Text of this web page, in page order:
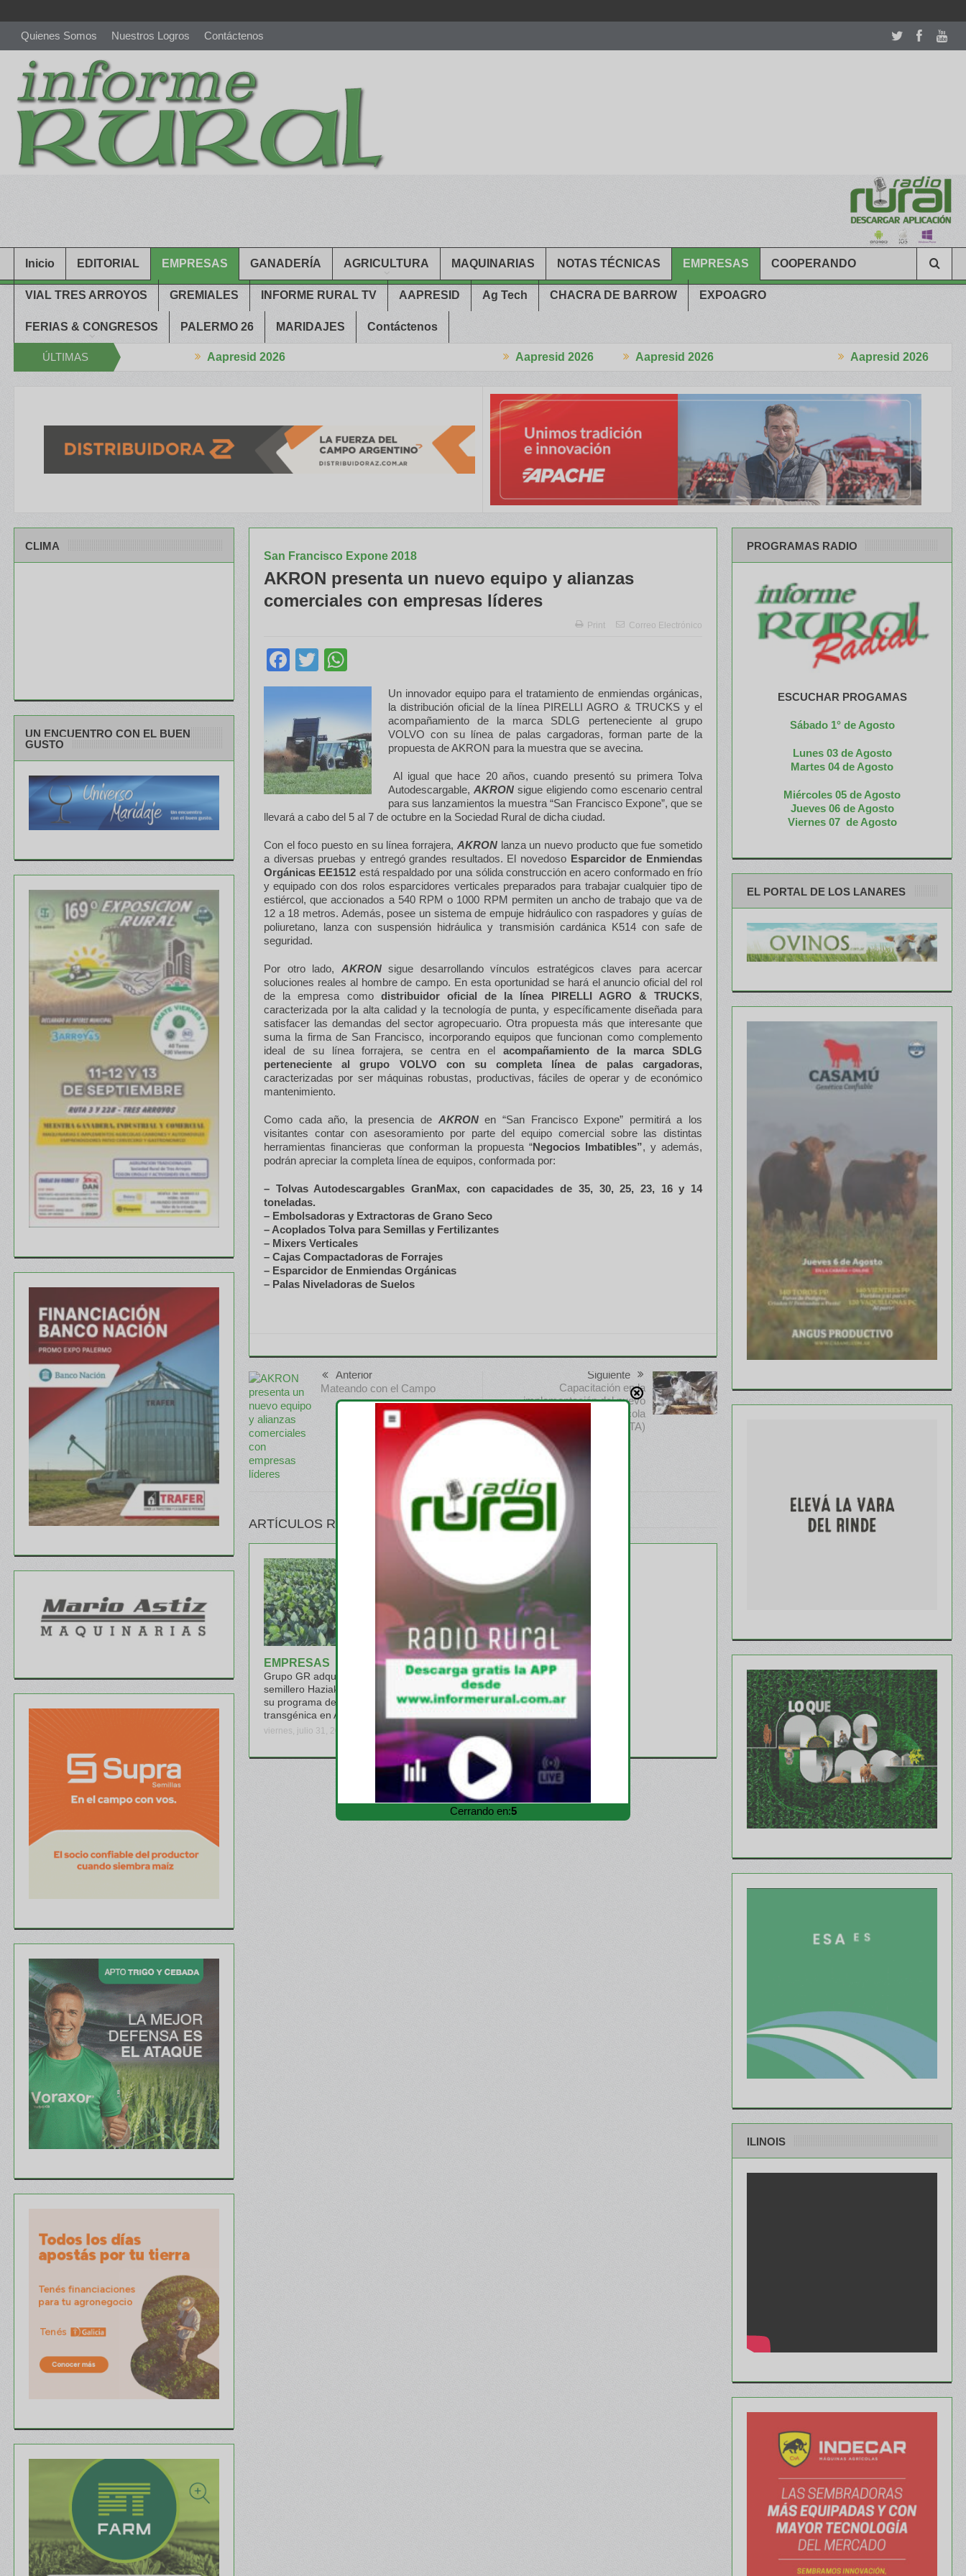
Quienes Somos Nuestros Logros Contáctenos
richardmillereplica is also available with delicate watches for women.patekphilippe.to
Inicio EDITORIAL EMPRESAS GANADERÍA AGRICULTURA MAQUINARIAS NOTAS TÉCNICAS EMPRESAS COOPERANDO
VIAL TRES ARROYOS GREMIALES INFORME RURAL TV AAPRESID Ag Tech CHACRA DE BARROW EXPOAGRO
FERIAS & CONGRESOS PALERMO 26 MARIDAJES Contáctenos
ÚLTIMAS Aapresid 2026 Aapresid 2026 Aapresid 2026 Aapresid 2026
San Francisco Expone 2018
AKRON presenta un nuevo equipo y alianzas
comerciales con empresas líderes
Print Correo Electrónico
Facebook
Twitter
Un innovador equipo para el tratamiento de enmiendas orgánicas,
la distribución oficial de la línea PIRELLI AGRO & TRUCKS y el
acompañamiento de la marca SDLG perteneciente al grupo
VOLVO con su línea de palas cargadoras, forman parte de la
propuesta de AKRON para la muestra que se avecina.
Al igual que hace 20 años, cuando presentó su primera Tolva
Autodescargable, AKRONsigue eligiendo como escenario central
para sus lanzamientos la muestra “San Francisco Expone”, que se
llevará a cabo del 5 al 7 de octubre en la Sociedad Rural de dicha ciudad.
Con el foco puesto en su línea forrajera, AKRONlanza un nuevo producto que fue sometido
a diversas pruebas y entregó grandes resultados. El novedoso Esparcidor de Enmiendas
Orgánicas EE1512 está respaldado por una sólida construcción en acero conformado en frío
y equipado con dos rolos esparcidores verticales preparados para trabajar cualquier tipo de
estiércol, que accionados a 540 RPM o 1000 RPM permiten un ancho de trabajo que va de
12 a 18 metros. Además, posee un sistema de empuje hidráulico con raspadores y guías de
poliuretano, lanza con suspensión hidráulica y transmisión cardánica K514 con safe de
seguridad.
Por otro lado, AKRONsigue desarrollando vínculos estratégicos claves para acercar
soluciones reales al hombre de campo. En esta oportunidad se hará el anuncio oficial del rol
de la empresa como distribuidor oficial de la línea PIRELLI AGRO & TRUCKS,
caracterizada por la alta calidad y la tecnología de punta, y específicamente diseñada para
satisfacer las demandas del sector agropecuario. Otra propuesta más que interesante que
suma la firma de San Francisco, incorporando equipos que funcionan como complemento
ideal de su línea forrajera, se centra en el acompañamiento de la marca SDLG
perteneciente al grupo VOLVO
con su completa línea de palas cargadoras,
caracterizadas por ser máquinas robustas, productivas, fáciles de operar y de económico
mantenimiento.
Como cada año, la presencia de AKRONen “San Francisco Expone” permitirá a los
visitantes contar con asesoramiento por parte del equipo comercial sobre las distintas
herramientas financieras que conforman la propuesta “Negocios Imbatibles”, y además,
podrán apreciar la completa línea de equipos, conformada por:
– Tolvas Autodescargables GranMax, con capacidades de 35, 30, 25, 23, 16 y 14
toneladas.
– Embolsadoras y Extractoras de Grano Seco
– Acoplados Tolva para Semillas y Fertilizantes
– Mixers Verticales
– Cajas Compactadoras de Forrajes
– Esparcidor de Enmiendas Orgánicas
– Palas Niveladoras de Suelos
Anterior
Mateando con el Campo
Siguiente
Capacitación en la
implementación del nuevo
Sistema de Trazabilidad Apícola
(SITA)
ARTÍCULOS RELATIVOS
EMPRESAS
Grupo GR adquiere el
semillero Haziak y consolida
su programa de soja no
transgénica en Argentina
viernes, julio 31, 2026
EMPRESAS
Profertil logra la verificación
de la huella de carbono de su
urea granulada por parte de
terceros
viernes, julio 31, 2026
CLIMA
UN ENCUENTRO CON EL BUEN
GUSTO
PROGRAMAS RADIO
ESCUCHAR PROGAMAS
Sábado 1° de Agosto
Lunes 03 de Agosto
Martes 04 de Agosto
Miércoles 05 de Agosto
Jueves 06 de Agosto
Viernes 07 de Agosto
EL PORTAL DE LOS LANARES
ILINOIS
Cerrando en:3